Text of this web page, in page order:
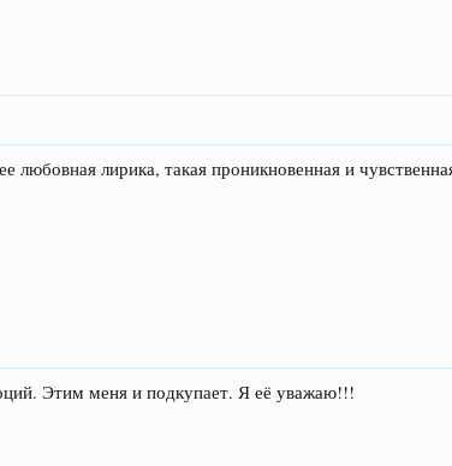
любовная лирика, такая проникновенная и
Этим меня и подкупает. Я её уважаю!!!